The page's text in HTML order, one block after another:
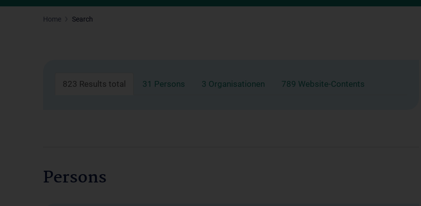
Home Search
823 Results total 31 Persons 3 Organisationen 789 Website-Contents
Persons